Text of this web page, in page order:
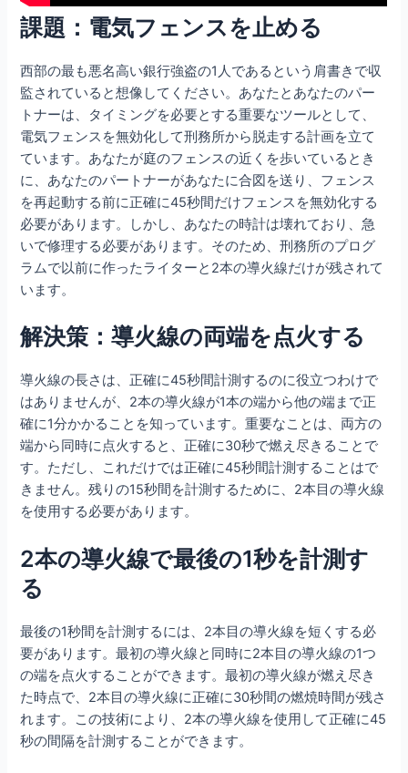
課題：電気フェンスを止める
西部の最も悪名高い銀行強盗の1人であるという肩書きで収
監されていると想像してください。あなたとあなたのパー
トナーは、タイミングを必要とする重要なツールとして、
電気フェンスを無効化して刑務所から脱走する計画を立て
ています。あなたが庭のフェンスの近くを歩いているとき
に、あなたのパートナーがあなたに合図を送り、フェンス
を再起動する前に正確に45秒間だけフェンスを無効化する
必要があります。しかし、あなたの時計は壊れており、急
いで修理する必要があります。そのため、刑務所のプログ
ラムで以前に作ったライターと2本の導火線だけが残されて
います。
解決策：導火線の両端を点火する
導火線の長さは、正確に45秒間計測するのに役立つわけで
はありませんが、2本の導火線が1本の端から他の端まで正
確に1分かかることを知っています。重要なことは、両方の
端から同時に点火すると、正確に30秒で燃え尽きることで
す。ただし、これだけでは正確に45秒間計測することはで
きません。残りの15秒間を計測するために、2本目の導火線
を使用する必要があります。
2本の導火線で最後の1秒を計測す
る
最後の1秒間を計測するには、2本目の導火線を短くする必
要があります。最初の導火線と同時に2本目の導火線の1つ
の端を点火することができます。最初の導火線が燃え尽き
た時点で、2本目の導火線に正確に30秒間の燃焼時間が残さ
れます。この技術により、2本の導火線を使用して正確に45
秒の間隔を計測することができます。